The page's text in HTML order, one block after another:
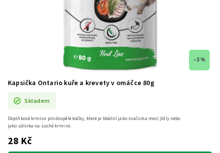
–3 %
Kapsička Ontario kuře a krevety v omáčce 80g
Skladem
28 Kč
Doplňkové krmivo pro dospělé kočky, které je Ideální jako svačinka mezi jídly nebo
jako zálivka na suché krmivo.